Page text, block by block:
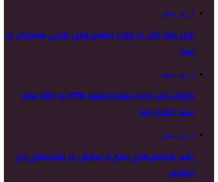
1 روز پیش
علل مرگ زنان در ایران؛ بیماری‌های قلبی همچنان در
صدر
2 روز پیش
جزئیات ثبت ادعا، تهیه نقشه UTM و ارائه مادر
سند اعلام شد
3 روز پیش
رشد شاخص‌های صلح و سازش در شوراهای حل
اختلاف